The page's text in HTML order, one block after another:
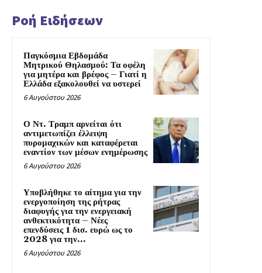
Ροή Ειδήσεων
Παγκόσμια Εβδομάδα
Μητρικού Θηλασμού: Τα οφέλη
για μητέρα και βρέφος – Γιατί η
Ελλάδα εξακολουθεί να υστερεί
6 Αυγούστου 2026
Ο Ντ. Τραμπ αρνείται ότι
αντιμετωπίζει έλλειψη
πυρομαχικών και καταφέρεται
εναντίον των μέσων ενημέρωσης
6 Αυγούστου 2026
Υποβλήθηκε το αίτημα για την
ενεργοποίηση της ρήτρας
διαφυγής για την ενεργειακή
ανθεκτικότητα – Νέες
επενδύσεις 1 δισ. ευρώ ως το
2028 για την...
6 Αυγούστου 2026